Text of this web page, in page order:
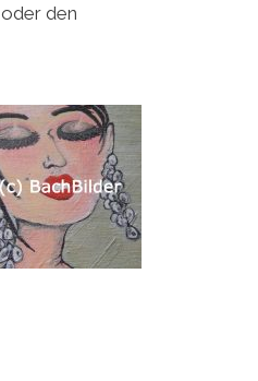
den